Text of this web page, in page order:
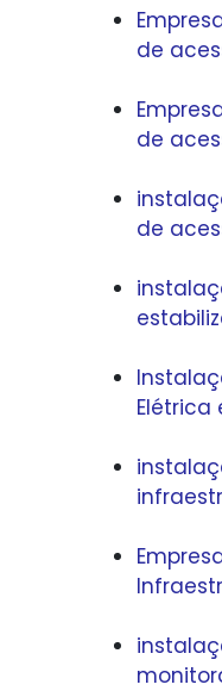
de
de
de
Elétrica